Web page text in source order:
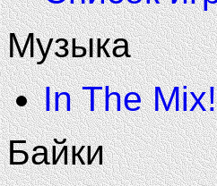
Музыка
In The Mix!
Байки